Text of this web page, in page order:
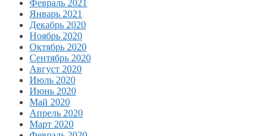
Февраль 2021
Январь 2021
Декабрь 2020
Ноябрь 2020
Октябрь 2020
Сентябрь 2020
Август 2020
Июль 2020
Июнь 2020
Май 2020
Апрель 2020
Март 2020